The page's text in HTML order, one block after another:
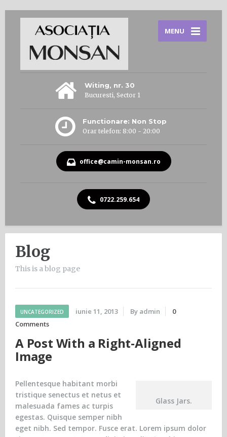
MENU
Witing, nr. 30
Bucuresti, Sector 1
Functionare: Non Stop
Orar telefon: 8:00 - 20:00
office@camin-monsan.ro
0722.259.654
Blog
This is a blog page
UNCATEGORIZED iunie 11, 2013 By admin
0
Comments
A Post With a Right-Aligned
Image
Glass Jars.
Pellentesque habitant morbi
tristique senectus et netus et
malesuada fames ac turpis
egestas. Quisque semper nibh
eget nibh. Sed tempor. Fusce erat. Lorem ipsum dolor